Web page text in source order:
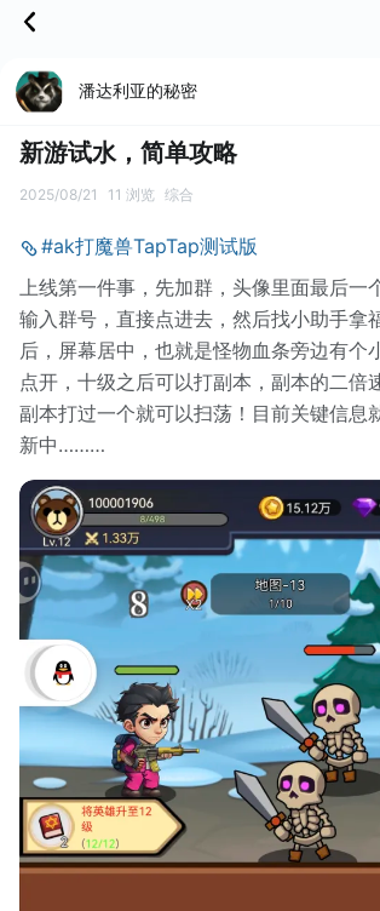
潘达利亚的秘密
新游试水，简单攻略
2025/08/21 11 浏览 综合
#ak打魔兽TapTap测试版
上线第一件事，先加群，头像里面最后一
输入群号，直接点进去，然后找小助手拿
后，屏幕居中，也就是怪物血条旁边有个
点开，十级之后可以打副本，副本的二倍
副本打过一个就可以扫荡！目前关键信息
新中………